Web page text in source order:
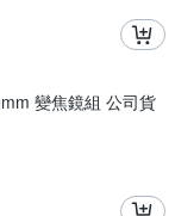
變焦鏡組 公司貨